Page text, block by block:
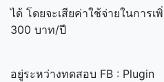
ได้ โดยจะเสียค่าใช้จ่ายในการ
300 บาท/ปี
อยู่ระหว่างทดสอบ FB : Plugin